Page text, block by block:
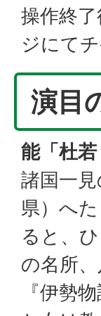
操作終
ジにて
演目
能「杜
諸国一
県）へ
ると、
の名所
『伊勢